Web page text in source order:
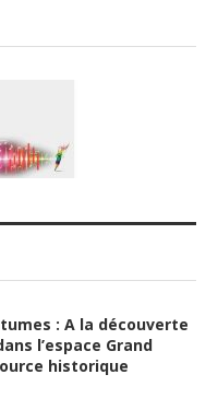
: A la découverte
l’espace Grand
historique